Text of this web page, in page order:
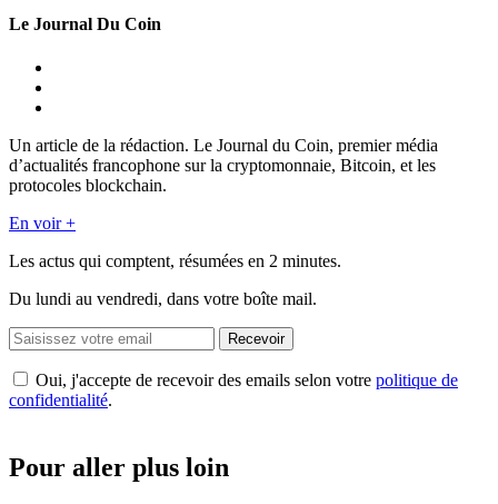
Le Journal Du Coin
Un article de la rédaction. Le Journal du Coin, premier média
d’actualités francophone sur la cryptomonnaie, Bitcoin, et les
protocoles blockchain.
En voir +
Les actus qui comptent, résumées en 2 minutes.
Du lundi au vendredi, dans votre boîte mail.
Recevoir
Oui, j'accepte de recevoir des emails selon votre politique de
confidentialité.
Pour aller plus loin